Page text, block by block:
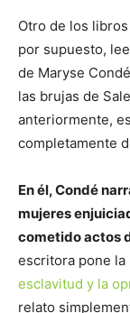
Otro de los
por supuesto,
de Maryse
las brujas de
anteriormente,
completamente
En él, Condé
mujeres
cometido actos
escritora pone la
esclavitud y la
relato